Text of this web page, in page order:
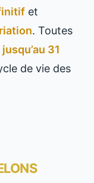
et
. Toutes
31
de vie des